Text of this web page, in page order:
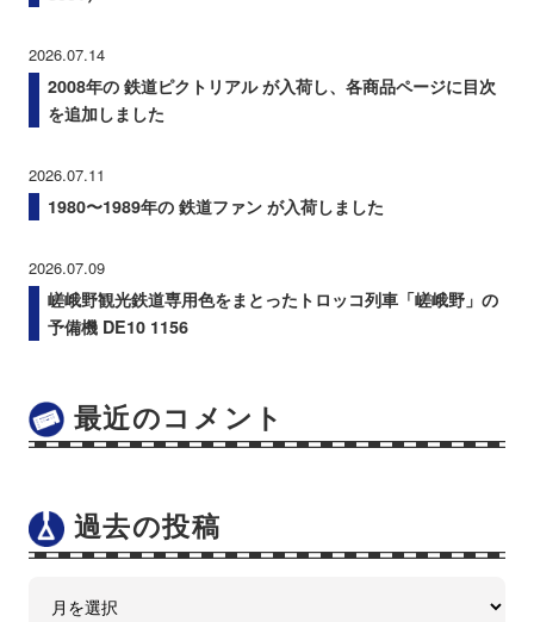
2026.07.14
2008年の 鉄道ピクトリアル が入荷し、各商品ページに目次
を追加しました
2026.07.11
1980〜1989年の 鉄道ファン が入荷しました
2026.07.09
嵯峨野観光鉄道専用色をまとったトロッコ列車「嵯峨野」の
予備機 DE10 1156
最近のコメント
過去の投稿